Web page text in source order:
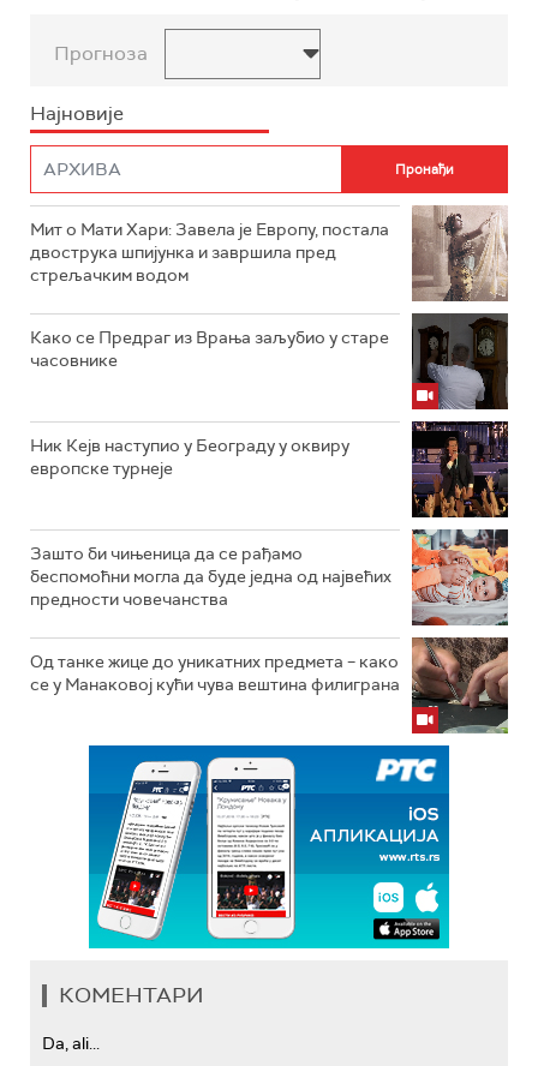
Прогноза
Најновије
Мит о Мати Хари: Завела је Европу, постала
двострука шпијунка и завршила пред
стрељачким водом
Како се Предраг из Врања заљубио у старе
часовнике
Ник Кејв наступио у Београду у оквиру
европске турнеје
Зашто би чињеница да се рађамо
беспомоћни могла да буде једна од највећих
предности човечанства
Од танке жице до уникатних предмета – како
се у Манаковој кући чува вештина филиграна
КОМЕНТАРИ
Da, ali...